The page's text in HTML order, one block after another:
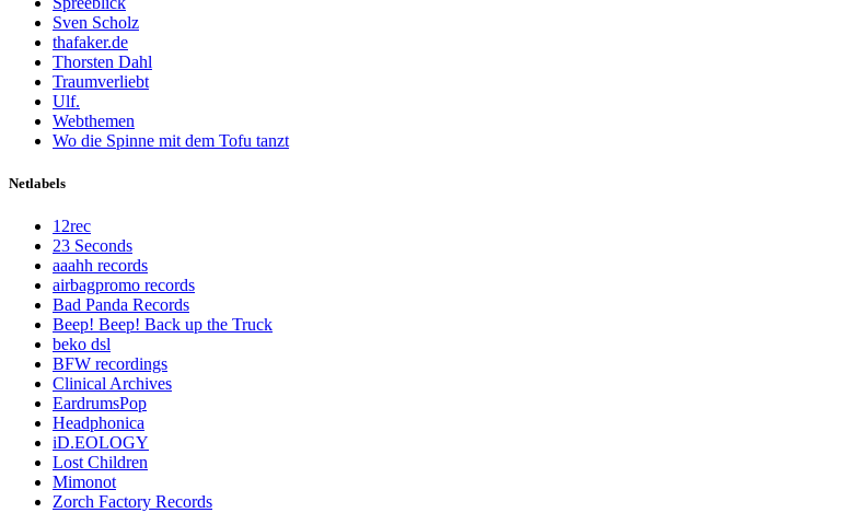
Sven Scholz
thafaker.de
Thorsten Dahl
Traumverliebt
Ulf.
Webthemen
Wo die Spinne mit dem Tofu tanzt
Netlabels
12rec
23 Seconds
aaahh records
airbagpromo records
Bad Panda Records
Beep! Beep! Back up the Truck
beko dsl
BFW recordings
Clinical Archives
EardrumsPop
Headphonica
iD.EOLOGY
Lost Children
Mimonot
Zorch Factory Records